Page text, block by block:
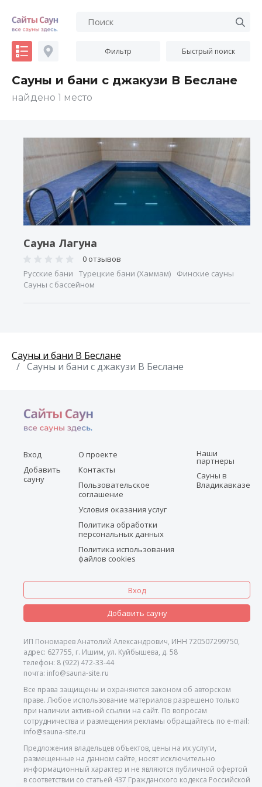
Фильтр Быстрый поиск
Сауны и бани с джакузи В Беслане
найдено 1 место
Сауна Лагуна
0 отзывов
Русские бани
Турецкие бани (Хаммам)
Финские сауны
Сауны с бассейном
Сауны и бани В Беслане
Сауны и бани с джакузи В Беслане
Вход
Добавить
сауну
О проекте
Контакты
Пользовательское
соглашение
Условия оказания услуг
Политика обработки
персональных данных
Политика использования
файлов cookies
Наши
партнеры
Сауны в
Владикавказе
Вход
Добавить сауну
ИП Пономарев Анатолий Александрович, ИНН 720507299750,
адрес: 627755, г. Ишим, ул. Куйбышева, д. 58
телефон: 8 (922) 472-33-44
почта: info@sauna-site.ru
Все права защищены и охраняются законом об авторском
праве. Любое использование материалов разрешено только
при наличии активной ссылки на сайт. По вопросам
сотрудничества и размещения рекламы обращайтесь по e-mail:
info@sauna-site.ru
Предложения владельцев объектов, цены на их услуги,
размещенные на данном сайте, носят исключительно
информационный характер и не являются публичной офертой
в соответствии со статьей 437 Гражданского кодекса Российской